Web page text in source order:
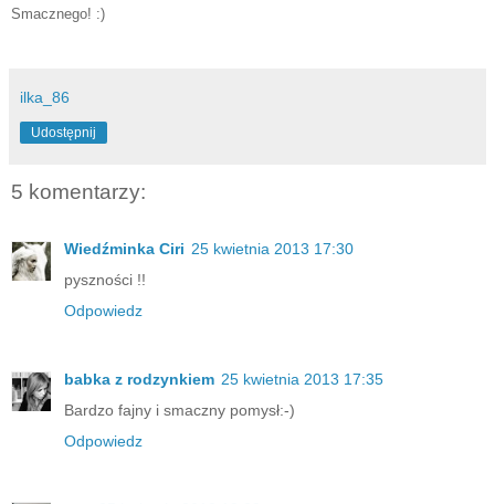
Smacznego! :)
ilka_86
Udostępnij
5 komentarzy:
Wiedźminka Ciri 25 kwietnia 2013 17:30
pyszności !!
Odpowiedz
babka z rodzynkiem 25 kwietnia 2013 17:35
Bardzo fajny i smaczny pomysł:-)
Odpowiedz